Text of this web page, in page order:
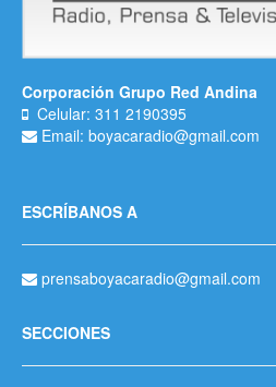
Corporación Grupo Red Andina
Celular: 311 2190395
Email: boyacaradio@gmail.com
ESCRÍBANOS A
prensaboyacaradio@gmail.com
SECCIONES